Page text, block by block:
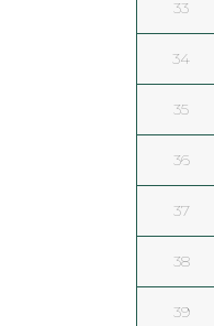
33
34
35
36
37
38
39